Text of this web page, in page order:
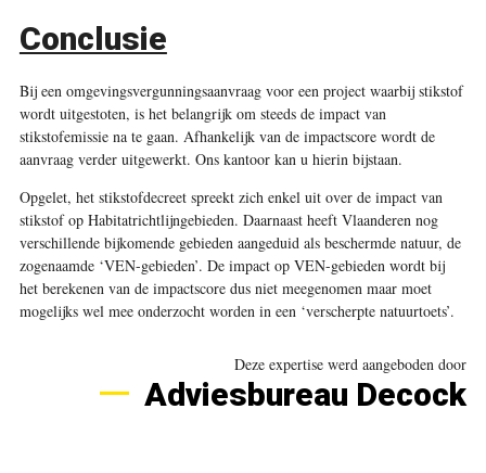
Conclusie
Bij een omgevingsvergunningsaanvraag voor een project waarbij stikstof
wordt uitgestoten, is het belangrijk om steeds de impact van
stikstofemissie na te gaan. Afhankelijk van de impactscore wordt de
aanvraag verder uitgewerkt. Ons kantoor kan u hierin bijstaan.
Opgelet, het stikstofdecreet spreekt zich enkel uit over de impact van
stikstof op Habitatrichtlijngebieden. Daarnaast heeft Vlaanderen nog
verschillende bijkomende gebieden aangeduid als beschermde natuur, de
zogenaamde ‘VEN-gebieden’. De impact op VEN-gebieden wordt bij
het berekenen van de impactscore dus niet meegenomen maar moet
mogelijks wel mee onderzocht worden in een ‘verscherpte natuurtoets’.
Deze expertise werd aangeboden door
Adviesbureau Decock